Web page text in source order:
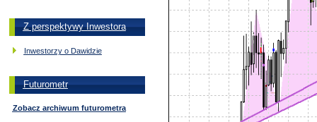
Z perspektywy Inwestora
Inwestorzy o Dawidzie
Futurometr
Zobacz archiwum futurometra